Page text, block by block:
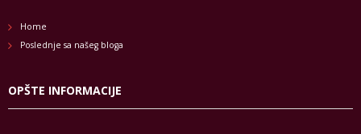
Home
Poslednje sa našeg bloga
OPŠTE INFORMACIJE